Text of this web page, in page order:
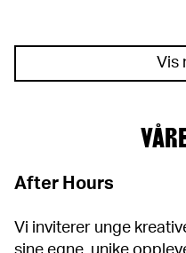
Vis
After Hours
Vi inviterer unge